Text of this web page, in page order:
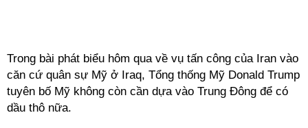
Trong bài phát biểu hôm qua về vụ tấn công của Iran vào
căn cứ quân sự Mỹ ở Iraq, Tổng thống Mỹ Donald Trump
tuyên bố Mỹ không còn cần dựa vào Trung Đông để có
dầu thô nữa.